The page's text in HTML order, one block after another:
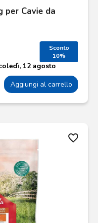
per Cavie da
Sconto
10%
12 agosto
Aggiungi al carrello
favorite_border